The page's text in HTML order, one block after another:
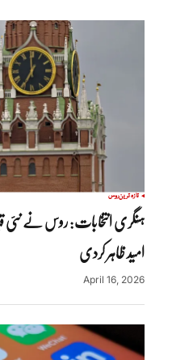
تازہ ترینروس
ہنگری انتخابات: روس نے نئی
امید ظاہر کردی
April 16, 2026